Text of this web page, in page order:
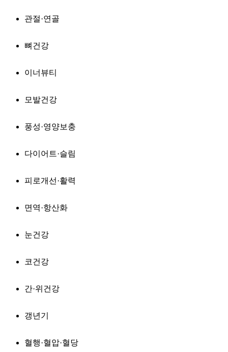
관절·연골
뼈건강
이너뷰티
모발건강
풍성·영양보충
다이어트·슬림
피로개선·활력
면역·항산화
눈건강
코건강
간·위건강
갱년기
혈행·혈압·혈당